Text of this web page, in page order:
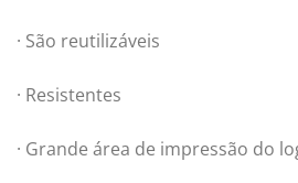
· São reutilizáveis
· Resistentes
· Grande área de impressão do